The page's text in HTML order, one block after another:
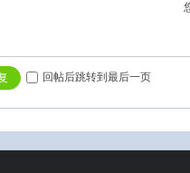
回帖后跳转到最后一页